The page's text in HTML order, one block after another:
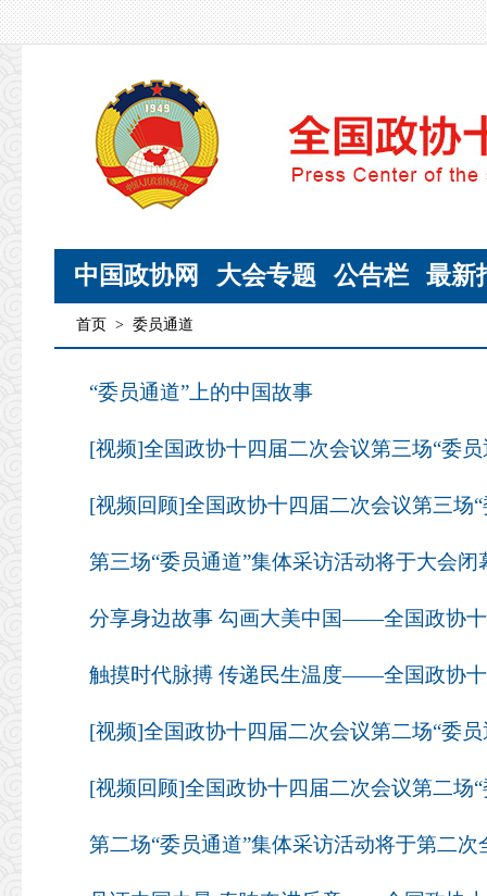
中国政协网 大会专题 公告栏 最新
首页 > 委员通道
“委员通道”上的中国故事
[视频]全国政协十四届二次会议第三场“委员
[视频回顾]全国政协十四届二次会议第三场“
第三场“委员通道”集体采访活动将于大会闭
[视频]全国政协十四届二次会议第二场“委员
[视频回顾]全国政协十四届二次会议第二场“
第二场“委员通道”集体采访活动将于第二